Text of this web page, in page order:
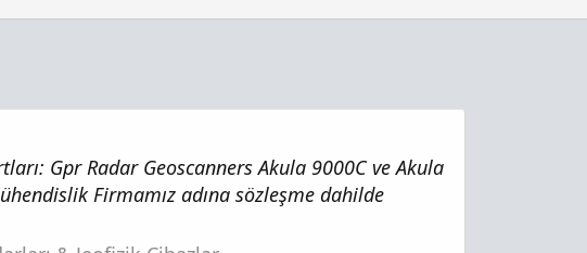
Gpr Radar Geoscanners Akula 9000C ve Akula
Firmamız adına sözleşme dahilde